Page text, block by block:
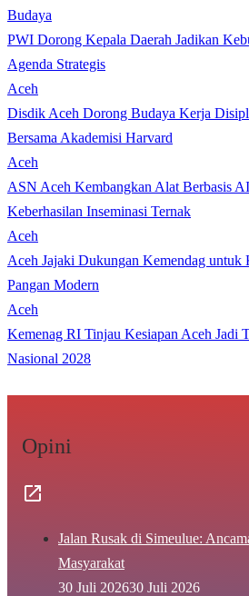
Budaya
PWI Dorong Kepala Daerah Jadikan
Agenda Strategis
Aceh
Disdik Aceh Dorong Budaya Kerja
Bersama Akademisi Harvard
Aceh
ASN Aceh Kembangkan Alat Berbasis
Keberhasilan Inseminasi Ternak
Aceh
Aceh Jajaki Dukungan Kemendag untuk
Pangan Modern
Aceh
Kemenag RI Tinjau Kesiapan Aceh Jadi
Nasional 2028
Opini
Jalan Rusak di Simeulue:
Masyarakat
30 Juli 202630 Juli 2026